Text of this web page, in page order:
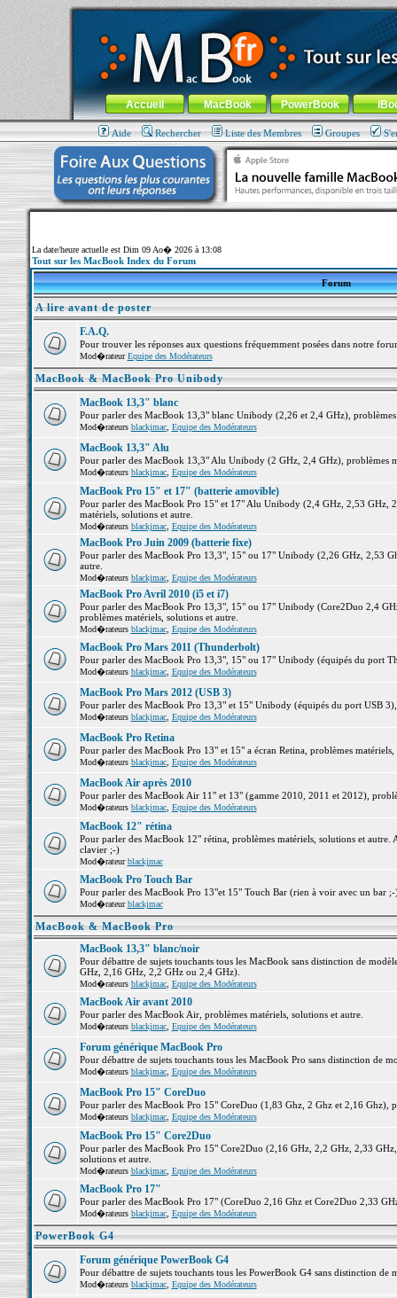
MacBook-fr.com : 100% Apple... 100% nomade !
Aller au contenu-Aller au menu général-Aller au menu de
Menu général
Accueil MacBook PowerBook
Aide Rechercher Liste des Membres Groupes
La date/heure actuelle est Dim 09 Ao� 2026 à 13:08
Tout sur les MacBook Index du Forum
Forum
A lire avant de poster
F.A.Q.
Pour trouver les réponses aux questions fréquemment posées dans notre
Mod�rateurEquipe des Modérateurs
MacBook & MacBook Pro Unibody
MacBook 13,3" blanc
Pour parler des MacBook 13,3" blanc Unibody (2,26 et 2,4 GHz),
Mod�rateurs blackjmac, Equipe des Modérateurs
MacBook 13,3" Alu
Pour parler des MacBook 13,3" Alu Unibody (2 GHz, 2,4 GHz), problèmes
Mod�rateurs blackjmac, Equipe des Modérateurs
MacBook Pro 15" et 17" (batterie amovible)
Pour parler des MacBook Pro 15" et 17" Alu Unibody (2,4 GHz, 2,53 GHz,
matériels, solutions et autre.
Mod�rateurs blackjmac, Equipe des Modérateurs
MacBook Pro Juin 2009 (batterie fixe)
Pour parler des MacBook Pro 13,3", 15" ou 17" Unibody (2,26 GHz, 2,53
autre.
Mod�rateurs blackjmac, Equipe des Modérateurs
MacBook Pro Avril 2010 (i5 et i7)
Pour parler des MacBook Pro 13,3", 15" ou 17" Unibody (Core2Duo 2,4
problèmes matériels, solutions et autre.
Mod�rateurs blackjmac, Equipe des Modérateurs
MacBook Pro Mars 2011 (Thunderbolt)
Pour parler des MacBook Pro 13,3", 15" ou 17" Unibody (équipés du port
Mod�rateurs blackjmac, Equipe des Modérateurs
MacBook Pro Mars 2012 (USB 3)
Pour parler des MacBook Pro 13,3" et 15" Unibody (équipés du port USB
Mod�rateurs blackjmac, Equipe des Modérateurs
MacBook Pro Retina
Pour parler des MacBook Pro 13" et 15" a écran Retina, problèmes matériels,
Mod�rateurs blackjmac, Equipe des Modérateurs
MacBook Air après 2010
Pour parler des MacBook Air 11" et 13" (gamme 2010, 2011 et 2012),
Mod�rateurs blackjmac, Equipe des Modérateurs
MacBook 12" rétina
Pour parler des MacBook 12" rétina, problèmes matériels, solutions et
clavier ;-)
Mod�rateurblackjmac
MacBook Pro Touch Bar
Pour parler des MacBook Pro 13"et 15" Touch Bar (rien à voir avec un bar
Mod�rateurblackjmac
MacBook & MacBook Pro
MacBook 13,3" blanc/noir
Pour débattre de sujets touchants tous les MacBook sans distinction de
GHz, 2,16 GHz, 2,2 GHz ou 2,4 GHz).
Mod�rateurs blackjmac, Equipe des Modérateurs
MacBook Air avant 2010
Pour parler des MacBook Air, problèmes matériels, solutions et autre.
Mod�rateurs blackjmac, Equipe des Modérateurs
Forum générique MacBook Pro
Pour débattre de sujets touchants tous les MacBook Pro sans distinction de
Mod�rateurs blackjmac, Equipe des Modérateurs
MacBook Pro 15" CoreDuo
Pour parler des MacBook Pro 15" CoreDuo (1,83 Ghz, 2 Ghz et 2,16 Ghz),
Mod�rateurs blackjmac, Equipe des Modérateurs
MacBook Pro 15" Core2Duo
Pour parler des MacBook Pro 15" Core2Duo (2,16 GHz, 2,2 GHz, 2,33
solutions et autre.
Mod�rateurs blackjmac, Equipe des Modérateurs
MacBook Pro 17"
Pour parler des MacBook Pro 17" (CoreDuo 2,16 Ghz et Core2Duo 2,33
Mod�rateurs blackjmac, Equipe des Modérateurs
PowerBook G4
Forum générique PowerBook G4
Pour débattre de sujets touchants tous les PowerBook G4 sans distinction de
Mod�rateurs blackjmac, Equipe des Modérateurs